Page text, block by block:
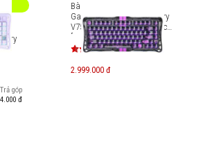
Trả góp
đ
Bàn phím cơ Magnetic HE
Gaming Gravastar Mercury
V75 Lite - Transparent Black
[GS-V75 LITE]
2.999.000 đ